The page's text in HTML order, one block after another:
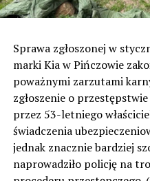
Sprawa zgłoszonej w
marki Kia w Pińczowie
poważnymi zarzutami
zgłoszenie o
przez 53-letniego
świadczenia
jednak znacznie bardziej
naprowadziło policję na